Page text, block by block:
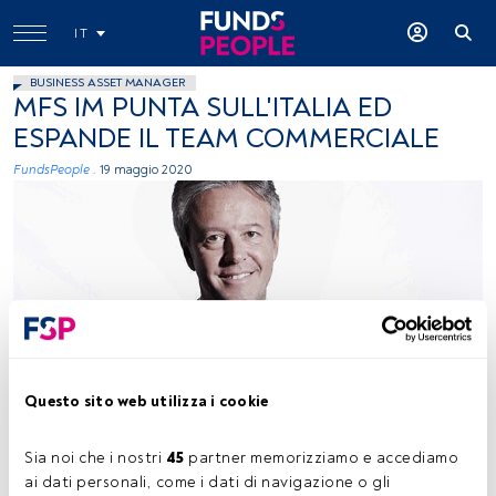
Questo sito web utilizza i cookie
Sia noi che i nostri 45 partner memorizziamo e accediamo
ai dati personali, come i dati di navigazione o gli
IT
BUSINESS ASSET MANAGER
MFS IM PUNTA SULL'ITALIA ED
ESPANDE IL TEAM COMMERCIALE
FundsPeople . 19 maggio 2020
Tempo di lettura:3 min.